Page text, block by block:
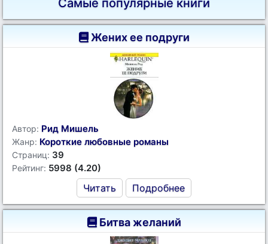
Самые популярные книги
Жених ее подруги
Автор: Рид Мишель
Жанр: Короткие любовные романы
Страниц: 39
Рейтинг: 5998 (4.20)
Читать Подробнее
Битва желаний